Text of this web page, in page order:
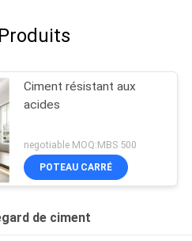
Ciment résistant aux
acides
negotiable MOQ:MBS 500
POTEAU CARRÉ
de ciment